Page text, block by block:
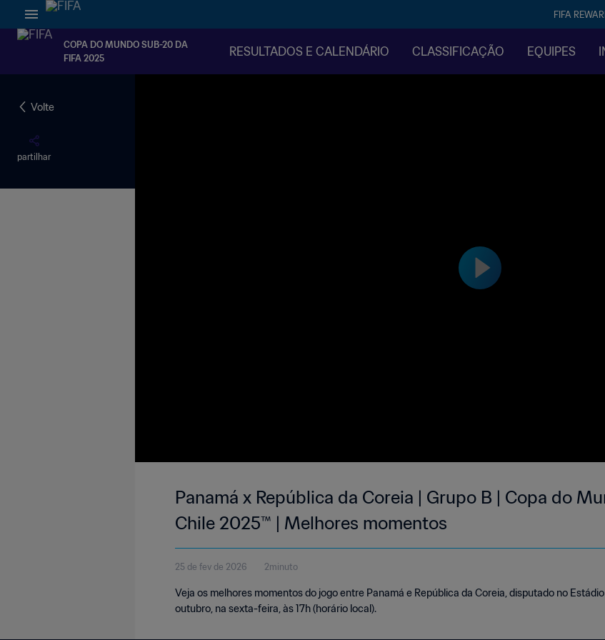
FIFA
COPA DO MUNDO SUB-20 DA
FIFA 2025
RESULTADOS E CALENDÁRIO CLASSIFICAÇÃO EQUIPES
Volte
partilhar
Panamá x República da Coreia | Grupo B | Copa do
Chile 2025™ | Melhores momentos
25 de fev de 2026 2minuto
Veja os melhores momentos do jogo entre Panamá e República da Coreia, disputado no
outubro, na sexta-feira, às 17h (horário local).